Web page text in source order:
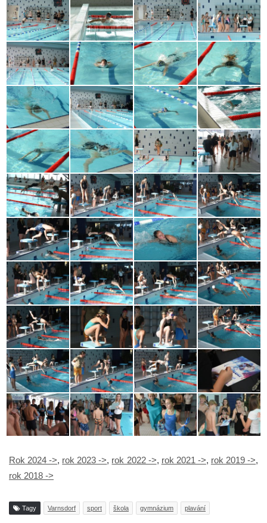
Rok 2024 ->, rok 2023 ->, rok 2022 ->, rok 2021 ->, rok 2019 ->,
rok 2018 ->
Tagy Varnsdorf sport škola gymnázium plavání